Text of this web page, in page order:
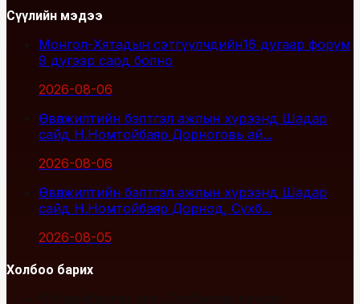
Сүүлийн мэдээ
Монгол-Хятадын сэтгүүлчдийн16 дугаар форум
9 дүгээр сард болно
2026-08-06
Өвөлжилтийн бэлтгэл ажлын хүрээнд Шадар
сайд Н.Номтойбаяр Дорноговь ай...
2026-08-06
Өвөлжилтийн бэлтгэл ажлын хүрээнд Шадар
сайд Н.Номтойбаяр Дорнод, Сүхб...
2026-08-05
Холбоо барих